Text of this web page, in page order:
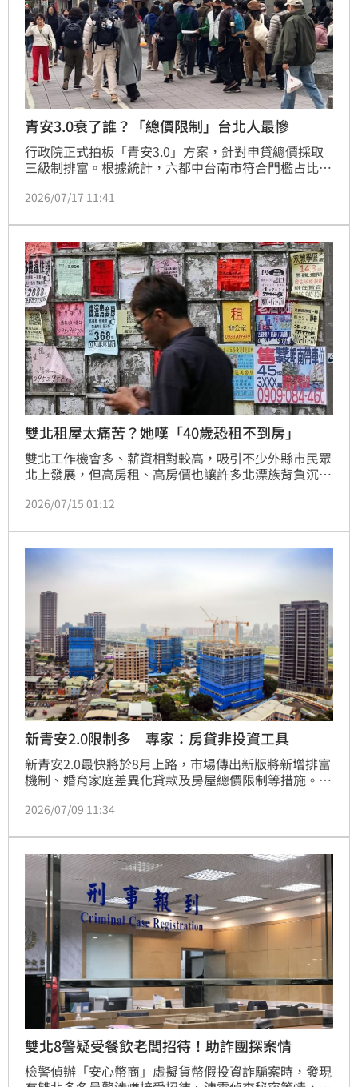
青安3.0衰了誰？「總價限制」台北人最慘
行政院正式拍板「青安3.0」方案，針對申貸總價採取
三級制排富。根據統計，六都中台南市符合門檻占比達
均每四件交易就有一件超標。專家分析，新制旨在精準
屋門檻限制。調查顯示，桃園市平均屋齡18年、面積約
35坪，以低總價與高坪數優勢，成為六都中CP值最高
的首購熱區。未來有意購屋者，需留意物件總價是否超
標，以免影響申貸權益。
2026/07/17 11:41
雙北租屋太痛苦？她嘆「40歲恐租不到房」
雙北工作機會多、薪資相對較高，吸引不少外縣市民眾
北上發展，但高房租、高房價也讓許多北漂族背負沉重
每月光是房租就得支出約1萬5000元至2萬元，扣掉生
得擔心房東隨時終止租約，忍不住拋問：「北漂的人有
想過以後的路嗎？」貼文曝光後，立刻掀起大批網友討
論。
2026/07/15 01:12
新青安2.0限制多 專家：房貸非投資工具
新青安2.0最快將於8月上路，市場傳出新版將新增排富
機制、婚育家庭差異化貸款及房屋總價限制等措施。房
讓補貼對象更加明確，但在資格限制增加及查核趨嚴
2026/07/09 11:34
雙北8警疑受餐飲老闆招待！助詐團探案情
檢警偵辦「安心幣商」虛擬貨幣假投資詐騙案時，發現